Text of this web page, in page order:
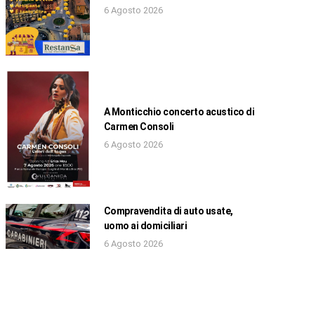
6 Agosto 2026
A Monticchio concerto acustico di
Carmen Consoli
6 Agosto 2026
Compravendita di auto usate,
uomo ai domiciliari
6 Agosto 2026